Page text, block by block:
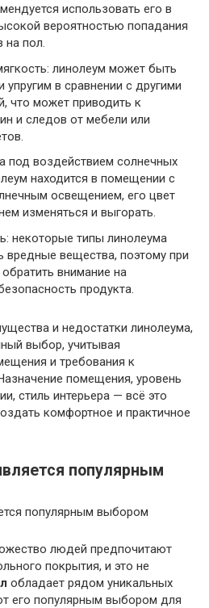
использовать его в
вероятностью попадания
на пол.
линолеум может быть
в сравнении с другими
что может приводить к
и следов от мебели или
под воздействием солнечных
находится в помещении с
освещением, его цвет
изменяться и выгорать.
некоторые типы линолеума
вредные вещества, поэтому при
внимание на
продукта.
и недостатки линолеума,
выбор, учитывая
и требования к
помещения, уровень
стиль интерьера — всё это
комфортное и практичное
популярным
людей предпочитают
покрытия, и это не
обладает рядом уникальных
его популярным выбором для